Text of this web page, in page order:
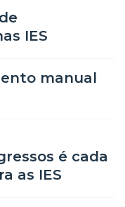
IES
manual
é cada
as IES